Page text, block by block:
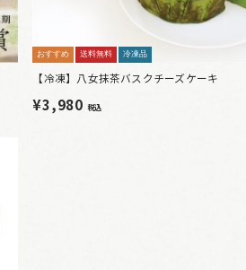
おすすめ 送料無料 冷凍品
【冷凍】八女抹茶バスクチーズケーキ
¥3,980 税込